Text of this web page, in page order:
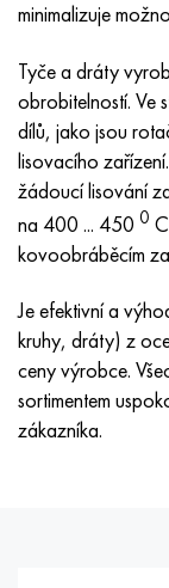
minimalizuje
Tyče a dráty
obrobitelností. Ve
dílů, jako jsou
lisovacího
žádoucí lisování
na 400 ... 450 0
kovoobráběcím
Je efektivní a
kruhy, dráty) z
ceny výrobce.
sortimentem
zákazníka.
Nimonic 90
Nimonic 263
Haynes 25
Haynes 188
Haynes 230
Hastelloy b2
Hastelloy b3
Přesná trubka
H70MFV
AM-350 – AM-
AM-355 – AM-
Custom 450® -
Řecký Ascoloy
Potrubí odolné
45Х14Н14В2М
50X14MF
65X13
90X18MF
95 x 18
ac35g2,
38x2n2ma,
40hn2ma,
38 hodin, 37
38XA, 37Cr4,
38HN3MFA,
40G, 40Mn4,